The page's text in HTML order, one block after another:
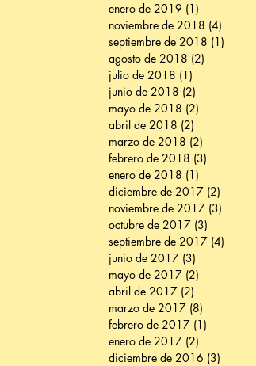
enero de 2019 (1)
noviembre de 2018 (4)
septiembre de 2018 (1)
agosto de 2018 (2)
julio de 2018 (1)
junio de 2018 (2)
mayo de 2018 (2)
abril de 2018 (2)
marzo de 2018 (2)
febrero de 2018 (3)
enero de 2018 (1)
diciembre de 2017 (2)
noviembre de 2017 (3)
octubre de 2017 (3)
septiembre de 2017 (4)
junio de 2017 (3)
mayo de 2017 (2)
abril de 2017 (2)
marzo de 2017 (8)
febrero de 2017 (1)
enero de 2017 (2)
diciembre de 2016 (3)